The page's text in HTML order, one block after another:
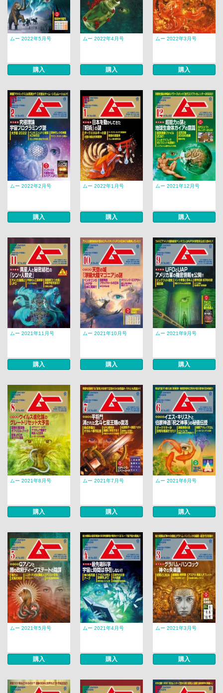
ムー 2022年5月号
購入
ムー 2022年4月号
購入
ムー 2022年3月号
購入
ムー 2022年2月号
購入
ムー 2022年1月号
購入
ムー 2021年12月号
購入
ムー 2021年11月号
購入
ムー 2021年10月号
購入
ムー 2021年9月号
購入
ムー 2021年8月号
購入
ムー 2021年7月号
購入
ムー 2021年6月号
購入
ムー 2021年5月号
購入
ムー 2021年4月号
購入
ムー 2021年3月号
購入